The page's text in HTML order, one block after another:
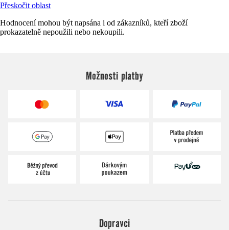
Přeskočit oblast
Hodnocení mohou být napsána i od zákazníků, kteří zboží
prokazatelně nepoužili nebo nekoupili.
Možnosti platby
Dopravci